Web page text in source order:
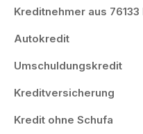
Kreditnehmer aus 76133
Autokredit
Umschuldungskredit
Kreditversicherung
Kredit ohne Schufa